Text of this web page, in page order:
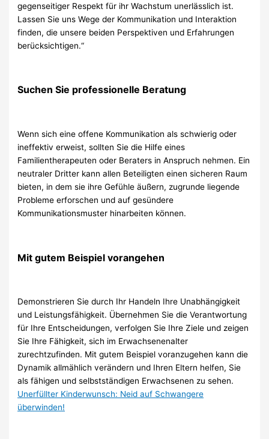
gegenseitiger Respekt für ihr Wachstum unerlässlich ist.
Lassen Sie uns Wege der Kommunikation und Interaktion
finden, die unsere beiden Perspektiven und Erfahrungen
berücksichtigen.“
Suchen Sie professionelle Beratung
Wenn sich eine offene Kommunikation als schwierig oder
ineffektiv erweist, sollten Sie die Hilfe eines
Familientherapeuten oder Beraters in Anspruch nehmen. Ein
neutraler Dritter kann allen Beteiligten einen sicheren Raum
bieten, in dem sie ihre Gefühle äußern, zugrunde liegende
Probleme erforschen und auf gesündere
Kommunikationsmuster hinarbeiten können.
Mit gutem Beispiel vorangehen
Demonstrieren Sie durch Ihr Handeln Ihre Unabhängigkeit
und Leistungsfähigkeit. Übernehmen Sie die Verantwortung
für Ihre Entscheidungen, verfolgen Sie Ihre Ziele und zeigen
Sie Ihre Fähigkeit, sich im Erwachsenenalter
zurechtzufinden. Mit gutem Beispiel voranzugehen kann die
Dynamik allmählich verändern und Ihren Eltern helfen, Sie
als fähigen und selbstständigen Erwachsenen zu sehen.
Unerfüllter Kinderwunsch: Neid auf Schwangere
überwinden!